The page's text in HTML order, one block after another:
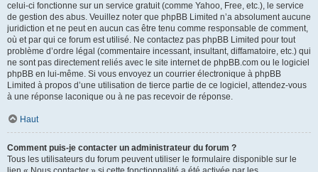
celui-ci fonctionne sur un service gratuit (comme Yahoo, Free, etc.), le service
de gestion des abus. Veuillez noter que phpBB Limited n’a absolument aucune
juridiction et ne peut en aucun cas être tenu comme responsable de comment,
où et par qui ce forum est utilisé. Ne contactez pas phpBB Limited pour tout
problème d’ordre légal (commentaire incessant, insultant, diffamatoire, etc.) qui
ne sont pas directement reliés avec le site internet de phpBB.com ou le logiciel
phpBB en lui-même. Si vous envoyez un courrier électronique à phpBB
Limited à propos d’une utilisation de tierce partie de ce logiciel, attendez-vous
à une réponse laconique ou à ne pas recevoir de réponse.
Haut
Comment puis-je contacter un administrateur du forum ?
Tous les utilisateurs du forum peuvent utiliser le formulaire disponible sur le